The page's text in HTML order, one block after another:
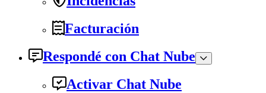
Facturación
Respondé con Chat Nube
Activar Chat Nube